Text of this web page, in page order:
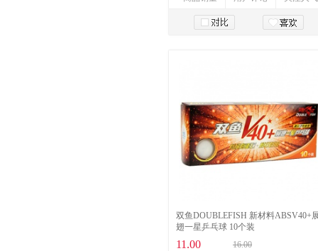
双鱼DOUBLEFISH 新材料ABSV40+
翅一星乒乓球 10个装
11.00 16.00